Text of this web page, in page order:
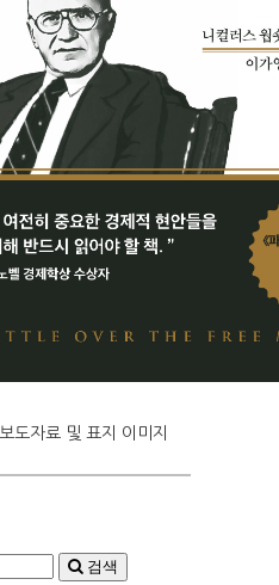
도자료 및 표지 이미지
검색